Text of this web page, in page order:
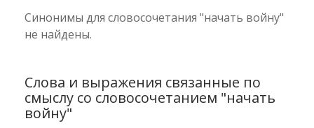
Синонимы для словосочетания "начать войну"
не найдены.
Слова и выражения связанные по
смыслу со словосочетанием "начать
войну"